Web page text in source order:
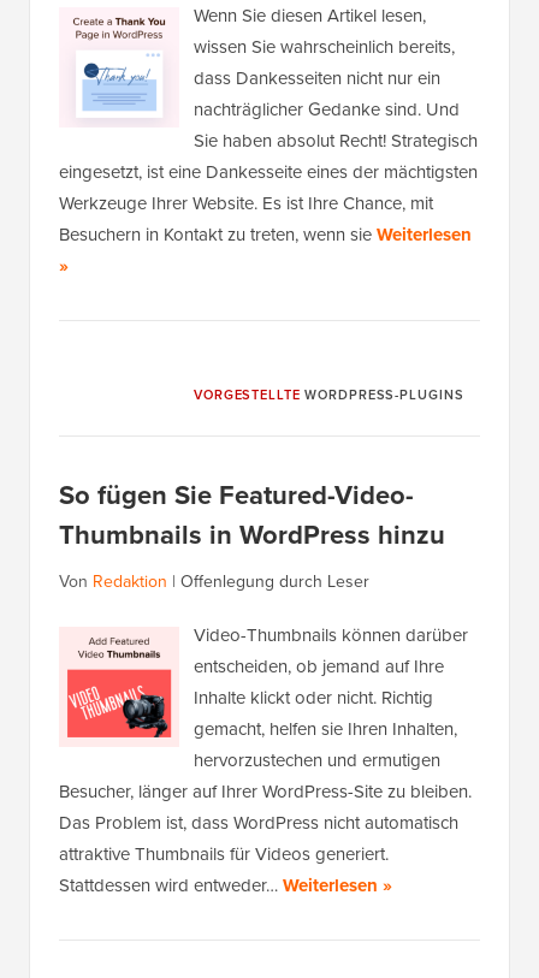
Wenn Sie diesen Artikel lesen,
wissen Sie wahrscheinlich bereits,
dass Dankesseiten nicht nur ein
nachträglicher Gedanke sind. Und
Sie haben absolut Recht! Strategisch
eingesetzt, ist eine Dankesseite eines der mächtigsten
Werkzeuge Ihrer Website. Es ist Ihre Chance, mit
Besuchern in Kontakt zu treten, wenn sieWeiterlesen
»
VORGESTELLTE WORDPRESS-PLUGINS
So fügen Sie Featured-Video-
Thumbnails in WordPress hinzu
Von Redaktion | Offenlegung durch Leser
Video-Thumbnails können darüber
entscheiden, ob jemand auf Ihre
Inhalte klickt oder nicht. Richtig
gemacht, helfen sie Ihren Inhalten,
hervorzustechen und ermutigen
Besucher, länger auf Ihrer WordPress-Site zu bleiben.
Das Problem ist, dass WordPress nicht automatisch
attraktive Thumbnails für Videos generiert.
Stattdessen wird entweder…Weiterlesen »